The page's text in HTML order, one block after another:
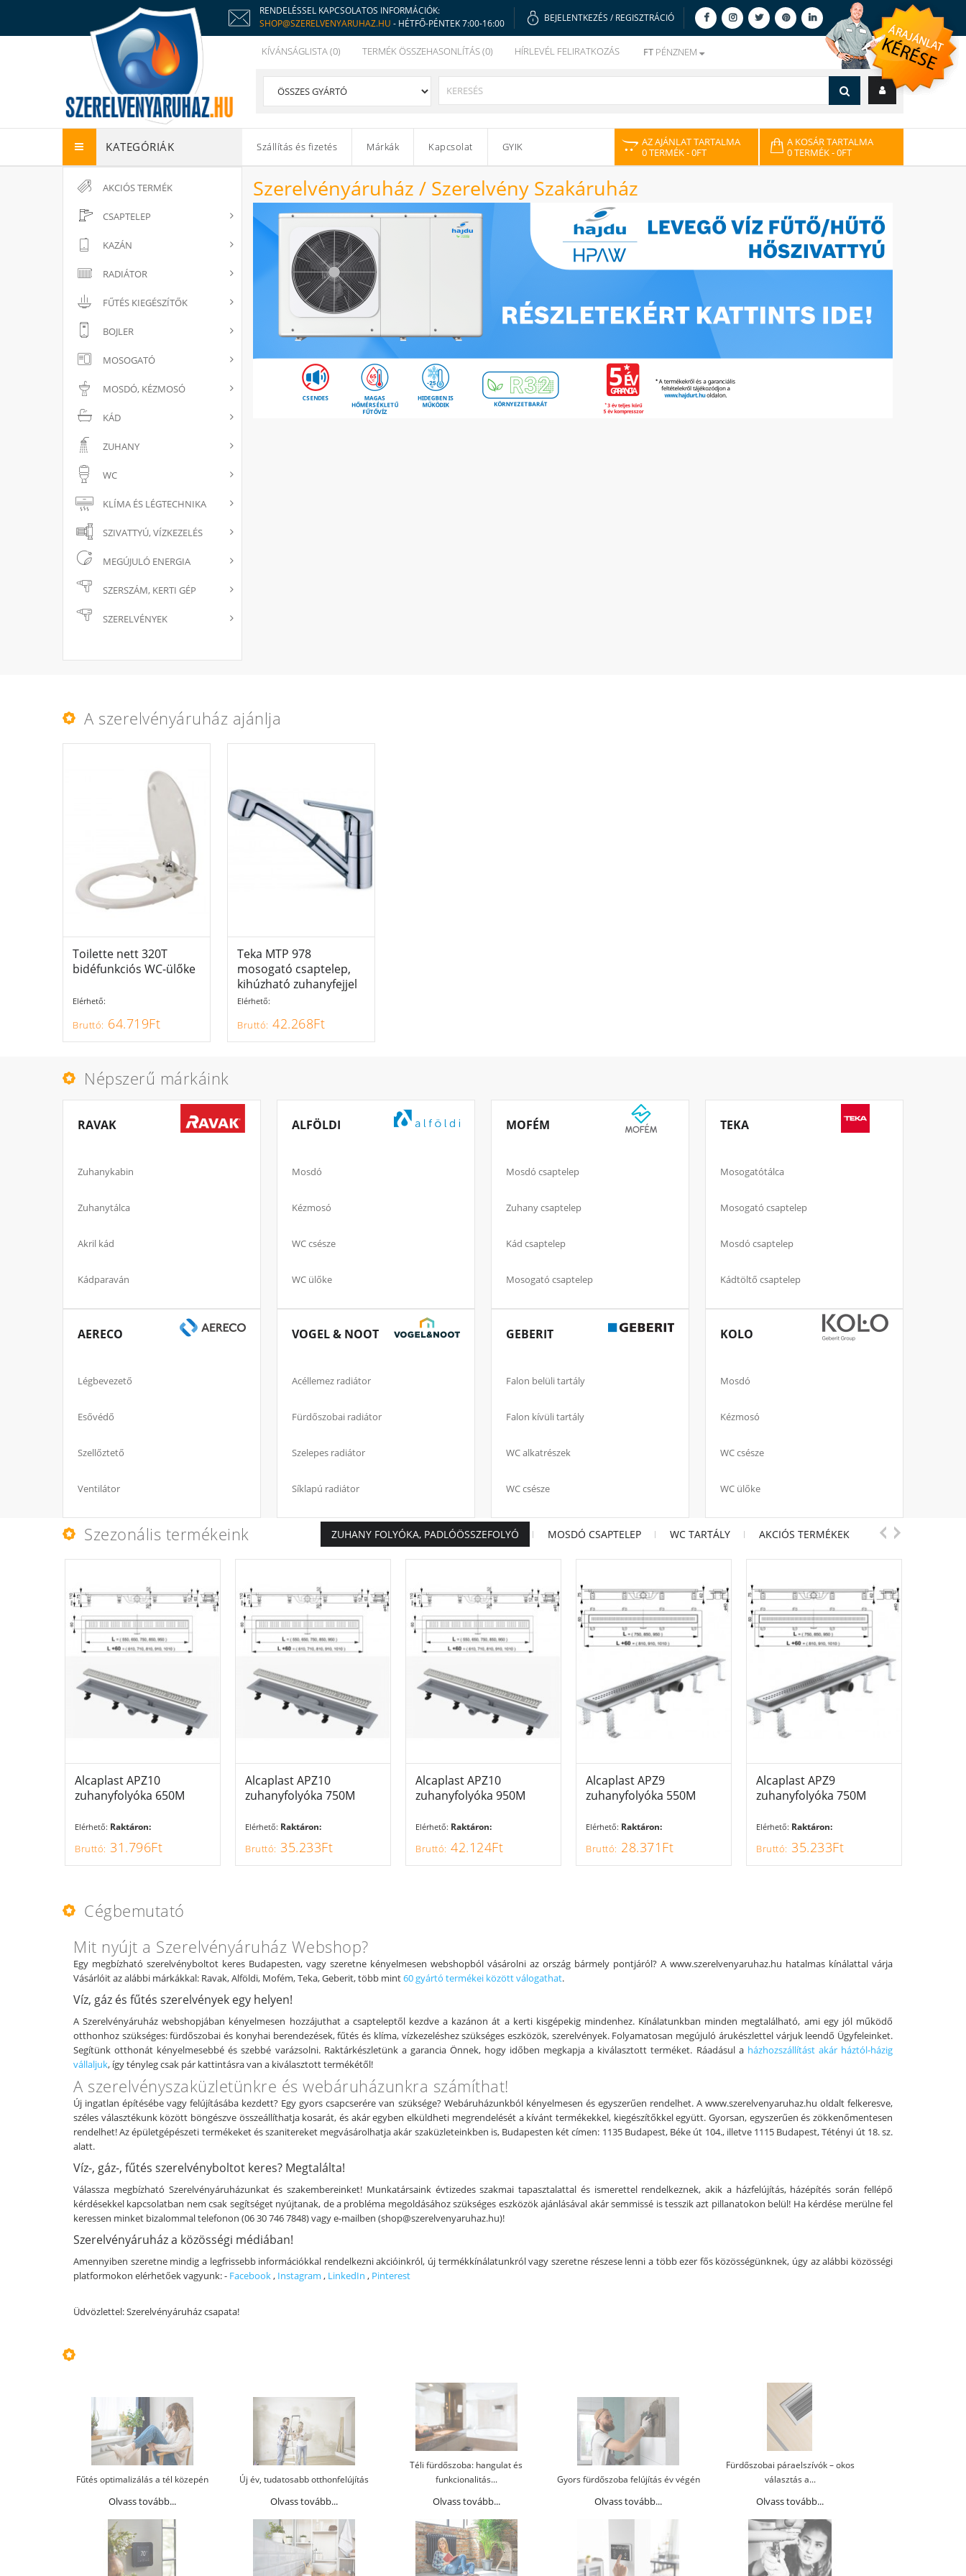
RENDELÉSSEL KAPCSOLATOS INFORMÁCIÓK:
SHOP@SZERELVENYARUHAZ.HU - HÉTFŐ-PÉNTEK 7:00-16:00
BEJELENTKEZÉS / REGISZTRÁCIÓ
KÍVÁNSÁGLISTA (0) TERMÉK ÖSSZEHASONLÍTÁS (0) HÍRLEVÉL FELIRATKOZÁS FT PÉNZNEM
KATEGÓRIÁK Szállítás és fizetés Márkák Kapcsolat GYIK
AZ AJÁNLAT TARTALMA
0 TERMÉK- 0FT
A KOSÁR TARTALMA
0 TERMÉK- 0FT
AKCIÓS TERMÉK
CSAPTELEP
KAZÁN
RADIÁTOR
FŰTÉS KIEGÉSZÍTŐK
BOJLER
MOSOGATÓ
MOSDÓ, KÉZMOSÓ
KÁD
ZUHANY
WC
KLÍMA ÉS LÉGTECHNIKA
SZIVATTYÚ, VÍZKEZELÉS
MEGÚJULÓ ENERGIA
SZERSZÁM, KERTI GÉP
SZERELVÉNYEK
Szerelvényáruház / Szerelvény Szakáruház
A szerelvényáruház ajánlja
Toilette nett 320T
bidéfunkciós WC-ülőke
Elérhető:
64.719Ft
Teka MTP 978
mosogató csaptelep,
kihúzható zuhanyfejjel
Elérhető:
42.268Ft
Népszerű márkáink
RAVAK
Zuhanykabin
Zuhanytálca
Akril kád
Kádparaván
ALFÖLDI
Mosdó
Kézmosó
WC csésze
WC ülőke
MOFÉM
Mosdó csaptelep
Zuhany csaptelep
Kád csaptelep
Mosogató csaptelep
TEKA
Mosogatótálca
Mosogató csaptelep
Mosdó csaptelep
Kádtöltő csaptelep
AERECO
Légbevezető
Esővédő
Szellőztető
Ventilátor
VOGEL & NOOT
Acéllemez radiátor
Fürdőszobai radiátor
Szelepes radiátor
Síklapú radiátor
GEBERIT
Falon belüli tartály
Falon kívüli tartály
WC alkatrészek
WC csésze
KOLO
Mosdó
Kézmosó
WC csésze
WC ülőke
Szezonális termékeink ZUHANY FOLYÓKA, PADLÓÖSSZEFOLYÓ MOSDÓ CSAPTELEP WC TARTÁLY AKCIÓS TERMÉKEK
AJÁNLAT
Alcaplast APZ10
zuhanyfolyóka 650M
Elérhető: Raktáron:
31.796Ft
AJÁNLAT
Alcaplast APZ10
zuhanyfolyóka 750M
Elérhető: Raktáron:
35.233Ft
AJÁNLAT
Alcaplast APZ10
zuhanyfolyóka 950M
Elérhető: Raktáron:
42.124Ft
AJÁNLAT
Alcaplast APZ9
zuhanyfolyóka 550M
Elérhető: Raktáron:
28.371Ft
AJÁNLAT
Alcaplast APZ9
zuhanyfolyóka 750M
Elérhető: Raktáron:
35.233Ft
Cégbemutató
Mit nyújt a Szerelvényáruház Webshop?
Egy megbízható szerelvényboltot keres Budapesten, vagy szeretne kényelmesen webshopból vásárolni az ország bármely pontjáról? A www.szerelvenyaruhaz.hu hatalmas kínálattal várja
Vásárlóit az alábbi márkákkal: Ravak, Alföldi, Mofém, Teka, Geberit, több mint60 gyártó termékei között válogathat.
Víz, gáz és fűtés szerelvények egy helyen!
A Szerelvényáruház webshopjában kényelmesen hozzájuthat a csapteleptől kezdve a kazánon át a kerti kisgépekig mindenhez. Kínálatunkban minden megtalálható, ami egy jól működő
otthonhoz szükséges: fürdőszobai és konyhai berendezések, fűtés és klíma, vízkezeléshez szükséges eszközök, szerelvények. Folyamatosan megújuló árukészlettel várjuk leendő Ügyfeleinket.
Segítünk otthonát kényelmesebbé és szebbé varázsolni. Raktárkészletünk a garancia Önnek, hogy időben megkapja a kiválasztott terméket. Ráadásul a házhozszállítást akár háztól-házig
vállaljuk, így tényleg csak pár kattintásra van a kiválasztott termékétől!
A szerelvényszaküzletünkre és webáruházunkra számíthat!
Új ingatlan építésébe vagy felújításába kezdett? Egy gyors csapcserére van szüksége? Webáruházunkból kényelmesen és egyszerűen rendelhet. A www.szerelvenyaruhaz.hu oldalt felkeresve,
széles választékunk között böngészve összeállíthatja kosarát, és akár egyben elküldheti megrendelését a kívánt termékekkel, kiegészítőkkel együtt. Gyorsan, egyszerűen és zökkenőmentesen
rendelhet! Az épületgépészeti termékeket és szanitereket megvásárolhatja akár szaküzleteinkben is, Budapesten két címen: 1135 Budapest, Béke út 104., illetve 1115 Budapest, Tétényi út 18. sz.
alatt.
Víz-, gáz-, fűtés szerelvényboltot keres? Megtalálta!
Válassza megbízható Szerelvényáruházunkat és szakembereinket! Munkatársaink évtizedes szakmai tapasztalattal és ismerettel rendelkeznek, akik a házfelújítás, házépítés során fellépő
kérdésekkel kapcsolatban nem csak segítséget nyújtanak, de a probléma megoldásához szükséges eszközök ajánlásával akár semmissé is tesszik azt pillanatokon belül! Ha kérdése merülne fel
keressen minket bizalommal telefonon (06 30 746 7848) vagy e-mailben (shop@szerelvenyaruhaz.hu)!
Szerelvényáruház a közösségi médiában!
Amennyiben szeretne mindig a legfrissebb információkkal rendelkezni akcióinkról, új termékkínálatunkról vagy szeretne részese lenni a több ezer fős közösségünknek, úgy az alábbi közösségi
platformokon elérhetőek vagyunk: - Facebook, Instagram , LinkedIn , Pinterest
Üdvözlettel: Szerelvényáruház csapata!
Fűtés optimalizálás a tél közepén
Olvass tovább...
Új év, tudatosabb otthonfelújítás
Olvass tovább...
Téli fürdőszoba: hangulat és
funkcionalitás...
Olvass tovább...
Gyors fürdőszoba felújítás év végén
Olvass tovább...
Fürdőszobai páraelszívók – okos
választás a...
Olvass tovább...